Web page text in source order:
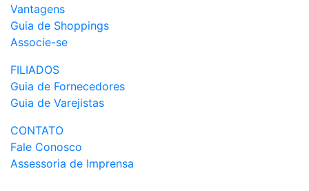
Vantagens
Guia de Shoppings
Associe-se
FILIADOS
Guia de Fornecedores
Guia de Varejistas
CONTATO
Fale Conosco
Assessoria de Imprensa